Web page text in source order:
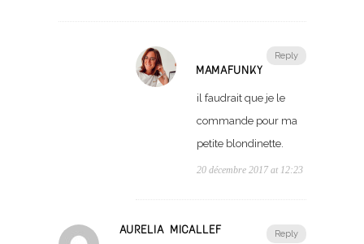
Reply
MAMAFUNKY
il faudrait que je le
commande pour ma
petite blondinette.
20 décembre 2017 at 12:23
Reply
AURELIA MICALLEF